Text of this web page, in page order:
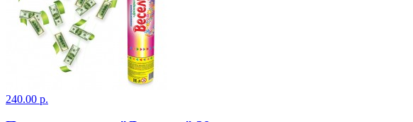
240.00 р.